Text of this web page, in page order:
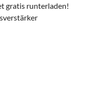
gratis runterladen!